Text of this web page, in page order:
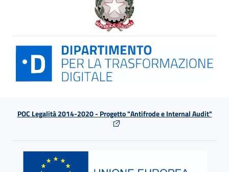
POC Legalità 2014-2020 - Progetto "Antifrode e Internal Audit"